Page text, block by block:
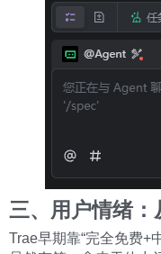
三、用户情绪：
Trae早期靠“完全免费+